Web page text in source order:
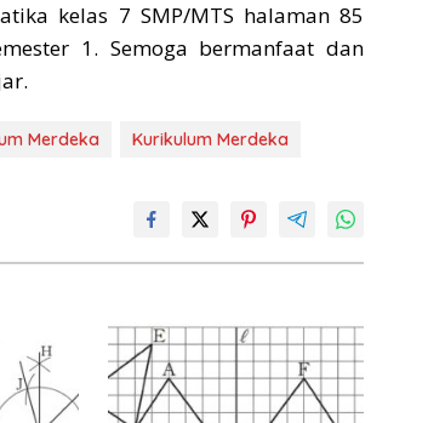
kelas 7 SMP/MTS halaman 85
1. Semoga bermanfaat dan
Merdeka Kurikulum Merdeka